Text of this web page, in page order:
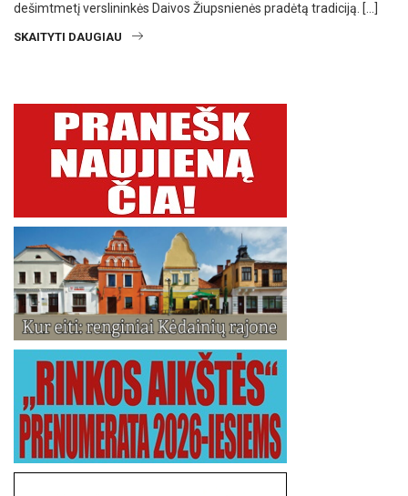
dešimtmetį verslininkės Daivos Žiupsnienės pradėtą tradiciją. […]
SKAITYTI DAUGIAU